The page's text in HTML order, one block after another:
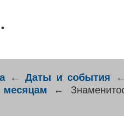
←Даты и события
месяцам ←